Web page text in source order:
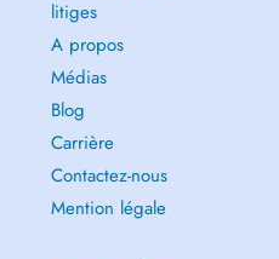
litiges
A propos
Médias
Blog
Carrière
Contactez-nous
Mention légale